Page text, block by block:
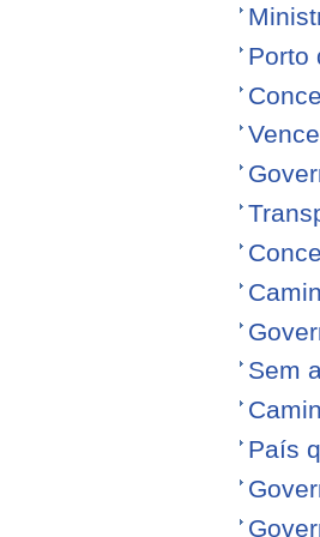
Porto
Sem
País